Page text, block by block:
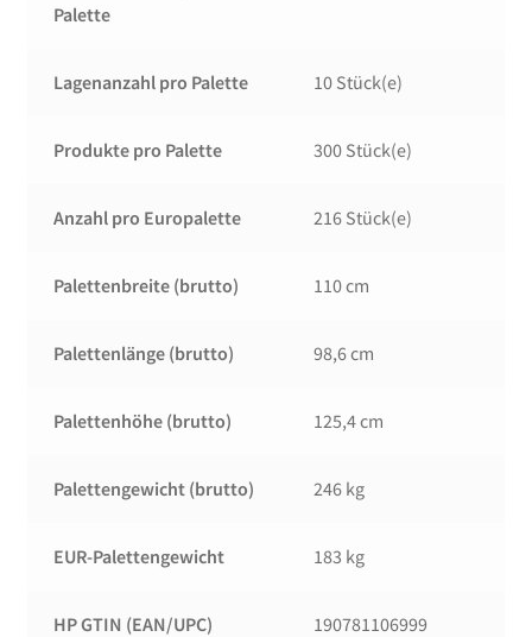
Palette
Lagenanzahl pro Palette 10 Stück(e)
Produkte pro Palette 300 Stück(e)
Anzahl pro Europalette 216 Stück(e)
Palettenbreite (brutto) 110 cm
Palettenlänge (brutto) 98,6 cm
Palettenhöhe (brutto) 125,4 cm
Palettengewicht (brutto) 246 kg
EUR-Palettengewicht 183 kg
HP GTIN (EAN/UPC) 190781106999